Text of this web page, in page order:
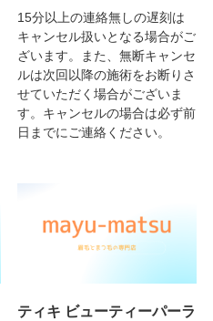
15分以上の連絡無しの遅刻は
キャンセル扱いとなる場合がご
ざいます。また、無断キャンセ
ルは次回以降の施術をお断りさ
せていただく場合がございま
す。キャンセルの場合は必ず前
日までにご連絡ください。
ティキ ビューティーパーラ